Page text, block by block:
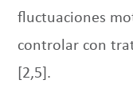
fluctuaciones
controlar con
[2,5].